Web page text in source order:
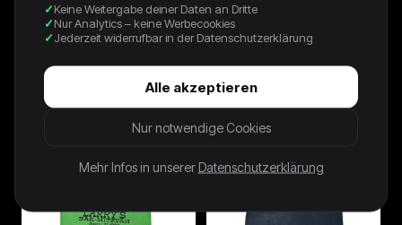
NAVY SOUTH PARK TEE - 2006
- XL
80,00 €
90s Kleines Arschloch Promo
Shirt Grau
39,00 €
Keine Weitergabe deiner Daten an Dritte
Nur Analytics – keine Werbecookies
Jederzeit widerrufbar in der Datenschutzerklärung
Alle akzeptieren
Nur notwendige Cookies
Mehr Infos in unserer Datenschutzerklärung